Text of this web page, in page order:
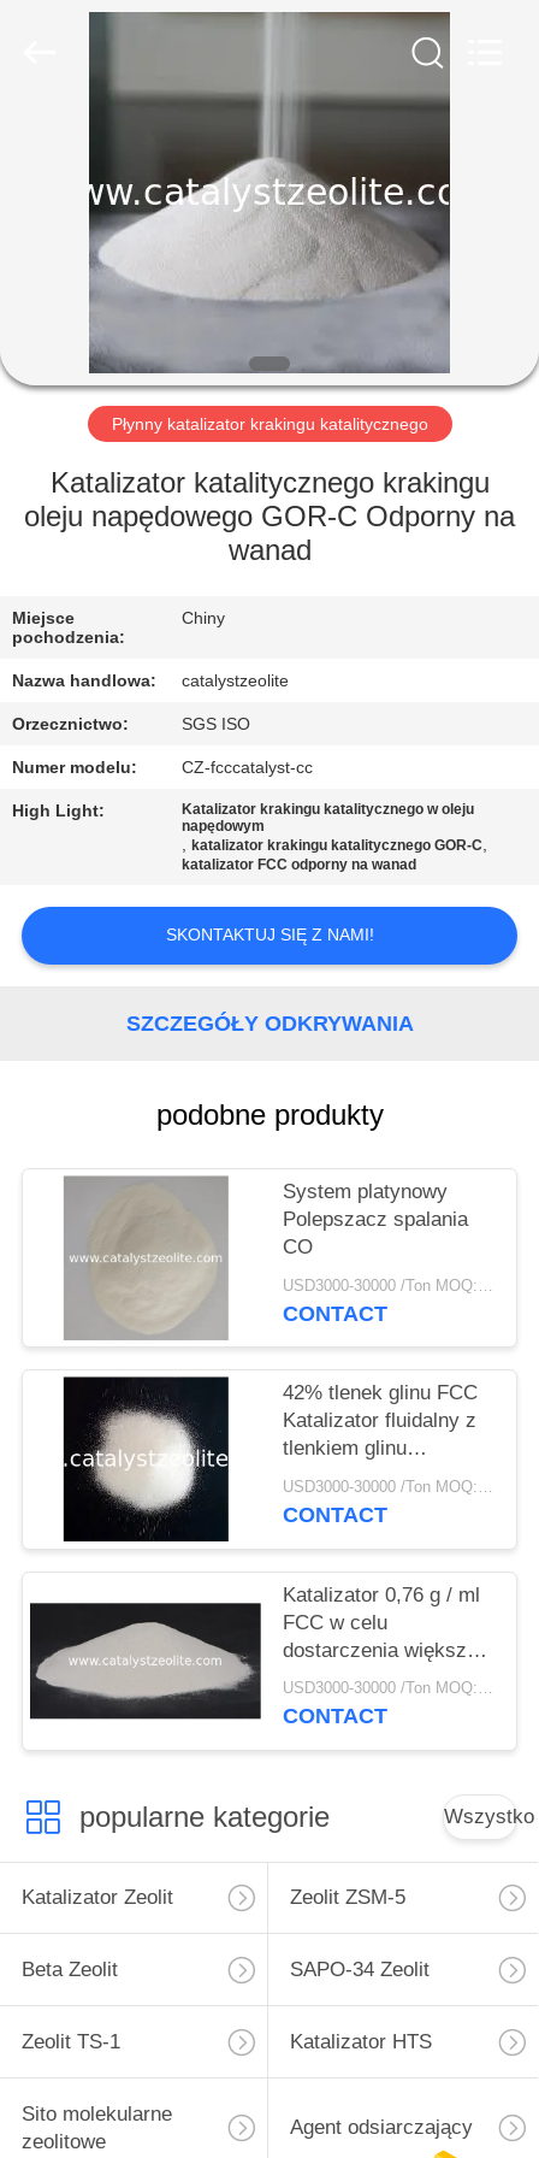
PRODUKTY
WYCIECZKA
FABRYCE
SKONTAKTUJ
NAMI
AKTUALNOŚCI
SPRAWY
SITEMAP
Płynny katalizator krakingu katalitycznego
Katalizator katalitycznego krakingu
oleju napędowego GOR-C Odporny na
wanad
Miejsce
pochodzenia:
Chiny
Nazwa handlowa: catalystzeolite
Orzecznictwo: SGS ISO
Numer modelu: CZ-fcccatalyst-cc
High Light:
Katalizator krakingu katalitycznego w oleju
napędowym
,katalizator krakingu katalitycznego GOR-C,
katalizator FCC odporny na wanad
SKONTAKTUJ SIĘ Z NAMI!
SZCZEGÓŁY ODKRYWANIA
podobne produkty
System platynowy
Polepszacz spalania
CO
USD3000-30000 /Ton MOQ:1 KG
CONTACT
42% tlenek glinu FCC
Katalizator fluidalny z
tlenkiem glinu
Katalizator
USD3000-30000 /Ton MOQ:1 KG
CONTACT
Katalizator 0,76 g / ml
FCC w celu
dostarczenia większej
ilości butylenu do
rafinerii
USD3000-30000 /Ton MOQ:1 KG
CONTACT
popularne kategorie Wszystko
Katalizator Zeolit Zeolit ​​ZSM-5
Beta Zeolit SAPO-34 Zeolit
Zeolit ​​TS-1 Katalizator HTS
Sito molekularne
zeolitowe
Agent odsiarczający